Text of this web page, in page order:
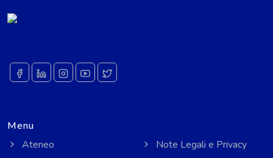
Menu
Ateneo
Note Legali e Privacy